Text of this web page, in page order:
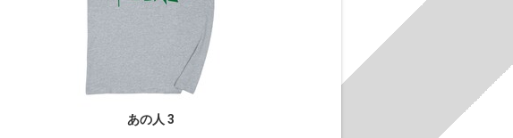
あの人 3